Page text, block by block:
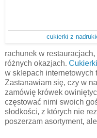
cukierki z
rachunek w
różnych okazjach.
w sklepach internetowych
Zastanawiam się, czy w
zamówię krówek
częstować nimi swoich
słodkości, z których nie
poszerzam asortyment,